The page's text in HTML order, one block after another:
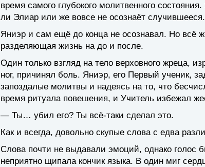
время самого глубокого молитвенного
ли Элиар или же вовсе не осознаёт случившееся.
Яниэр и сам ещё до конца не осознавал. Но всё
разделяющая жизнь на до и после.
Один только взгляд на тело верховного жреца,
ног, причинял боль. Яниэр, его Первый ученик,
запоздалые молитвы и надеясь на то, что
время ритуала повешения, и Учитель избежал
— Ты… убил его? Ты всё-таки сделал это.
Как и всегда, довольно скупые слова с едва
Слова почти не выдавали эмоций, однако голос
неприятно щипала кончик языка. В один миг